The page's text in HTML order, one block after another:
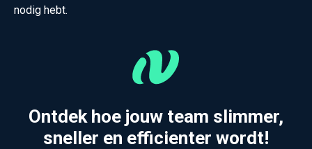
nodig hebt.
Ontdek hoe jouw team slimmer,
sneller en efficienter wordt!